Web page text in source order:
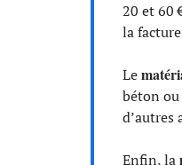
20 et 60
la
Le
béton ou
Enfin, la